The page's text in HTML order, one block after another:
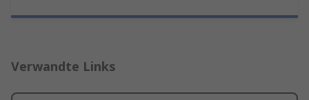
Verwandte Links